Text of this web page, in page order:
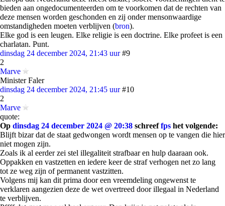
bieden aan ongedocumenteerden om te voorkomen dat de rechten van
deze mensen worden geschonden en zij onder mensonwaardige
omstandigheden moeten verblijven (bron).
Elke god is een leugen. Elke religie is een doctrine. Elke profeet is een
charlatan. Punt.
dinsdag 24 december 2024, 21:43 uur #9
2
Marve
Minister Faler
dinsdag 24 december 2024, 21:45 uur #10
2
Marve
quote:
Op dinsdag 24 december 2024 @ 20:38 schreeffps het volgende:
Blijft bizar dat de staat gedwongen wordt mensen op te vangen die hier
niet mogen zijn.
Zoals ik al eerder zei stel illegaliteit strafbaar en hulp daaraan ook.
Oppakken en vastzetten en iedere keer de straf verhogen net zo lang
tot ze weg zijn of permanent vastzitten.
Volgens mij kan dit prima door een vreemdeling ongewenst te
verklaren aangezien deze de wet overtreed door illegaal in Nederland
te verblijven.